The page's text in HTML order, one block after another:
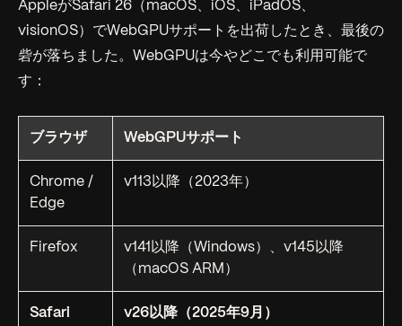
AppleがSafari 26（macOS、iOS、iPadOS、
visionOS）でWebGPUサポートを出荷したとき、最後の
砦が落ちました。WebGPUは今やどこでも利用可能で
す：
ブラウザ WebGPUサポート
Chrome /
Edge
v113以降（2023年）
Firefox
v141以降（Windows）、v145以降
（macOS ARM）
Safari v26以降（2025年9月）